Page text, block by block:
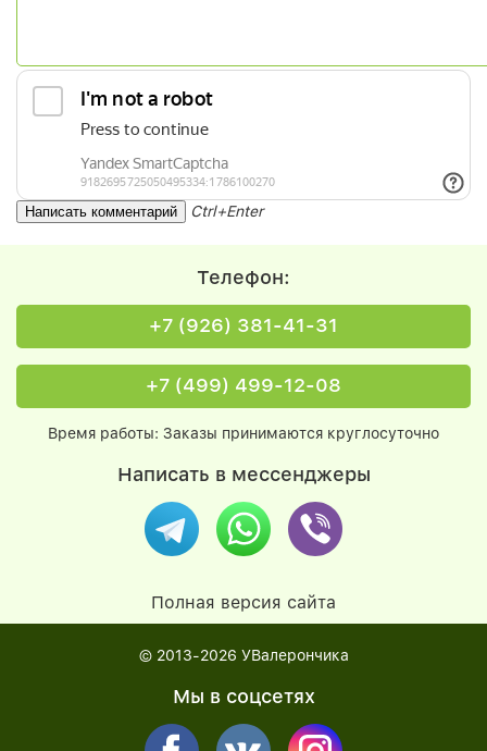
Ctrl+Enter
Телефон:
+7 (926) 381-41-31
+7 (499) 499-12-08
Время работы: Заказы принимаются круглосуточно
Написать в мессенджеры
Полная версия сайта
© 2013-2026 УВалерончика
Мы в соцсетях